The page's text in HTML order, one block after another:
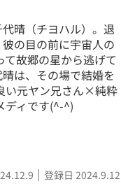
ーに参加していたの
は公爵家の嫡男であ
を探していたのだと
たと報告しようとい
の本性が剥き出しと
♡読者様1300over！
ります。 ※予告な
晴（チヨハル）。退
の目の前に宇宙人の
故郷の星から逃げて
は、その場で結婚を
元ヤン兄さん×純粋
ディです(^-^)
登録日 2024.9.12